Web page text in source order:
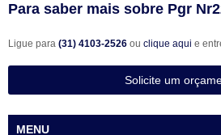
Para saber mais sobre Pgr
Ligue para (31) 4103-2526 ou clique aqui e
Solicite um
MENU